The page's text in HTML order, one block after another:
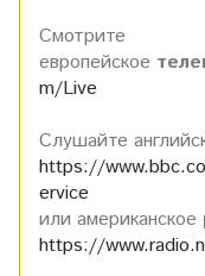
Смотрите
европейское
m/Live
Слушайте
https://
ervice
или американское
https://